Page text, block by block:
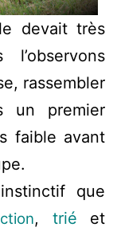
devait très
rassembler
un premier
faible avant
que
, trié et